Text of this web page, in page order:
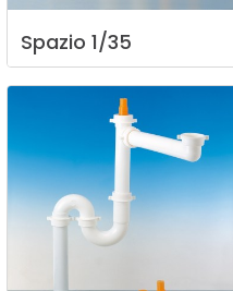
Spazio 1/35